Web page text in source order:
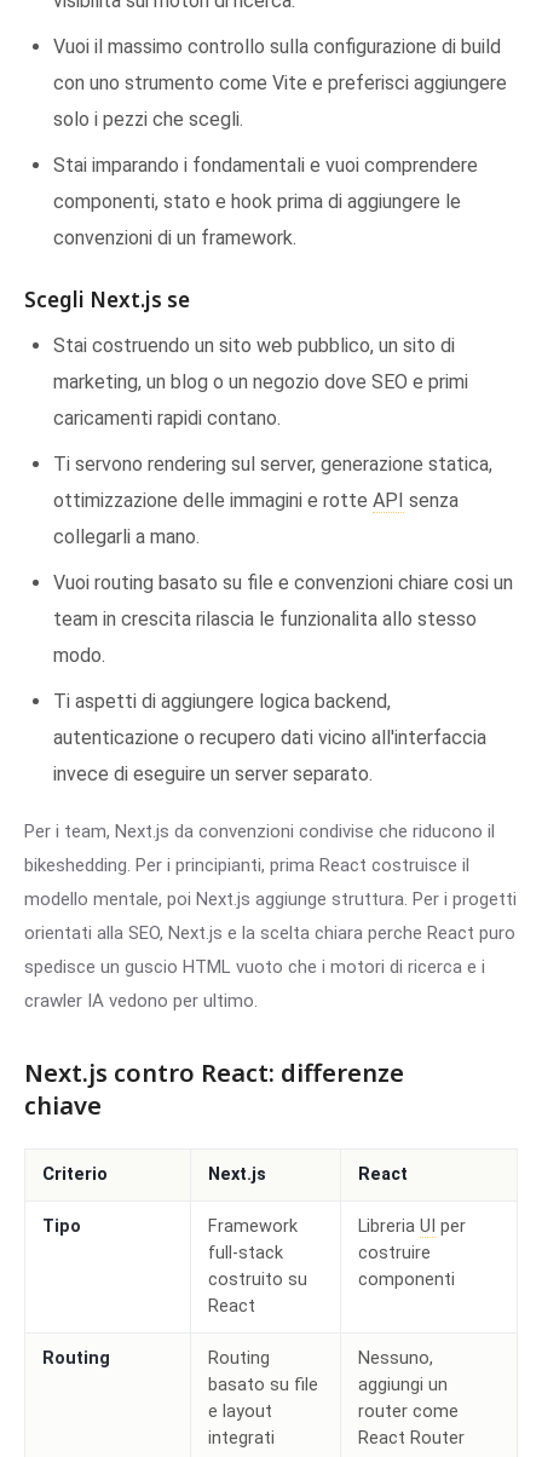
Vuoi il massimo controllo sulla configurazione di build
con uno strumento come Vite e preferisci aggiungere
solo i pezzi che scegli.
Stai imparando i fondamentali e vuoi comprendere
componenti, stato e hook prima di aggiungere le
convenzioni di un framework.
Scegli Next.js se
Stai costruendo un sito web pubblico, un sito di
marketing, un blog o un negozio dove SEO e primi
caricamenti rapidi contano.
Ti servono rendering sul server, generazione statica,
ottimizzazione delle immagini e rotte API senza
collegarli a mano.
Vuoi routing basato su file e convenzioni chiare cosi un
team in crescita rilascia le funzionalita allo stesso
modo.
Ti aspetti di aggiungere logica backend,
autenticazione o recupero dati vicino all'interfaccia
invece di eseguire un server separato.
Per i team, Next.js da convenzioni condivise che riducono il
bikeshedding. Per i principianti, prima React costruisce il
modello mentale, poi Next.js aggiunge struttura. Per i progetti
orientati alla SEO, Next.js e la scelta chiara perche React puro
spedisce un guscio HTML vuoto che i motori di ricerca e i
crawler IA vedono per ultimo.
Next.js contro React: differenze
chiave
Criterio Next.js React
Tipo
Framework
full-stack
costruito su
React
Libreria UI per
costruire
componenti
Routing
Routing
basato su file
e layout
integrati
Nessuno,
aggiungi un
router come
React Router